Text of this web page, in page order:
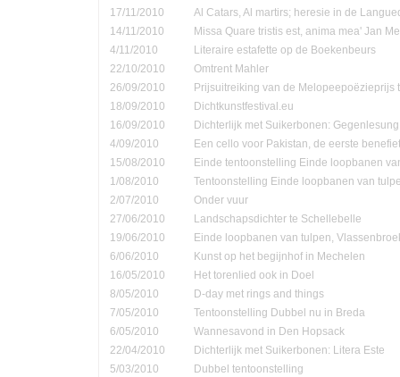
17/11/2010
Al Catars, Al martirs; heresie in de
14/11/2010
Missa Quare tristis est, anima mea' Jan
4/11/2010
Literaire estafette op de Boekenbeurs
22/10/2010
Omtrent Mahler
26/09/2010
Prijsuitreiking van de Melopeepoëzieprijs
18/09/2010
Dichtkunstfestival.eu
16/09/2010
Dichterlijk met Suikerbonen:
4/09/2010
Een cello voor Pakistan, de eerste
15/08/2010
Einde tentoonstelling Einde loopbanen
1/08/2010
Tentoonstelling Einde loopbanen van
2/07/2010
Onder vuur
27/06/2010
Landschapsdichter te Schellebelle
19/06/2010
Einde loopbanen van tulpen,
6/06/2010
Kunst op het begijnhof in Mechelen
16/05/2010
Het torenlied ook in Doel
8/05/2010
D-day met rings and things
7/05/2010
Tentoonstelling Dubbel nu in Breda
6/05/2010
Wannesavond in Den Hopsack
22/04/2010
Dichterlijk met Suikerbonen: Litera Este
5/03/2010
Dubbel tentoonstelling